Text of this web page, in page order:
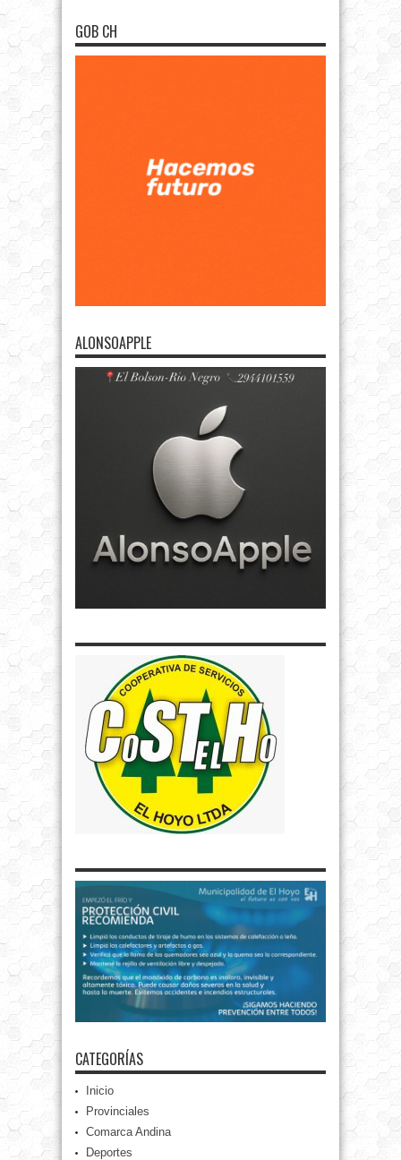
GOB CH
ALONSOAPPLE
CATEGORÍAS
Inicio
Provinciales
Comarca Andina
Deportes